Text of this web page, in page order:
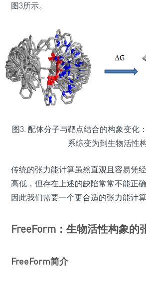
图3所示。
图3. 配体分子与靶点结合的构象变化
系综变为到生物活性
传统的张力能计算虽然直观且容易凭
高低，但存在上述的缺陷常常不能正
因此我们需要一个更合适的张力能计算
FreeForm：生物活性构象的
FreeForm简介